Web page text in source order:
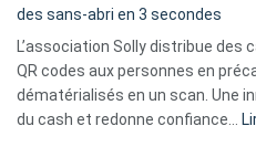
des sans-abri en 3 secondes
L’association Solly distribue des
QR codes aux personnes en
dématérialisés en un scan. Une
du cash et redonne confiance…